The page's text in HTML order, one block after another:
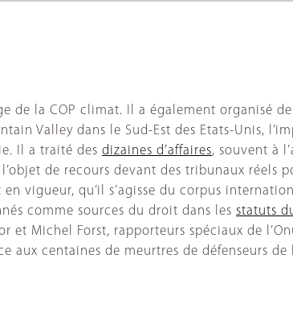
de la COP climat. Il a également organisé
Valley dans le Sud-Est des Etats-Unis,
Il a traité des dizaines d’affaires, souvent à
de recours devant des tribunaux réels
vigueur, qu’il s’agisse du corpus
comme sources du droit dans les statuts
et Michel Forst, rapporteurs spéciaux de
centaines de meurtres de défenseurs de